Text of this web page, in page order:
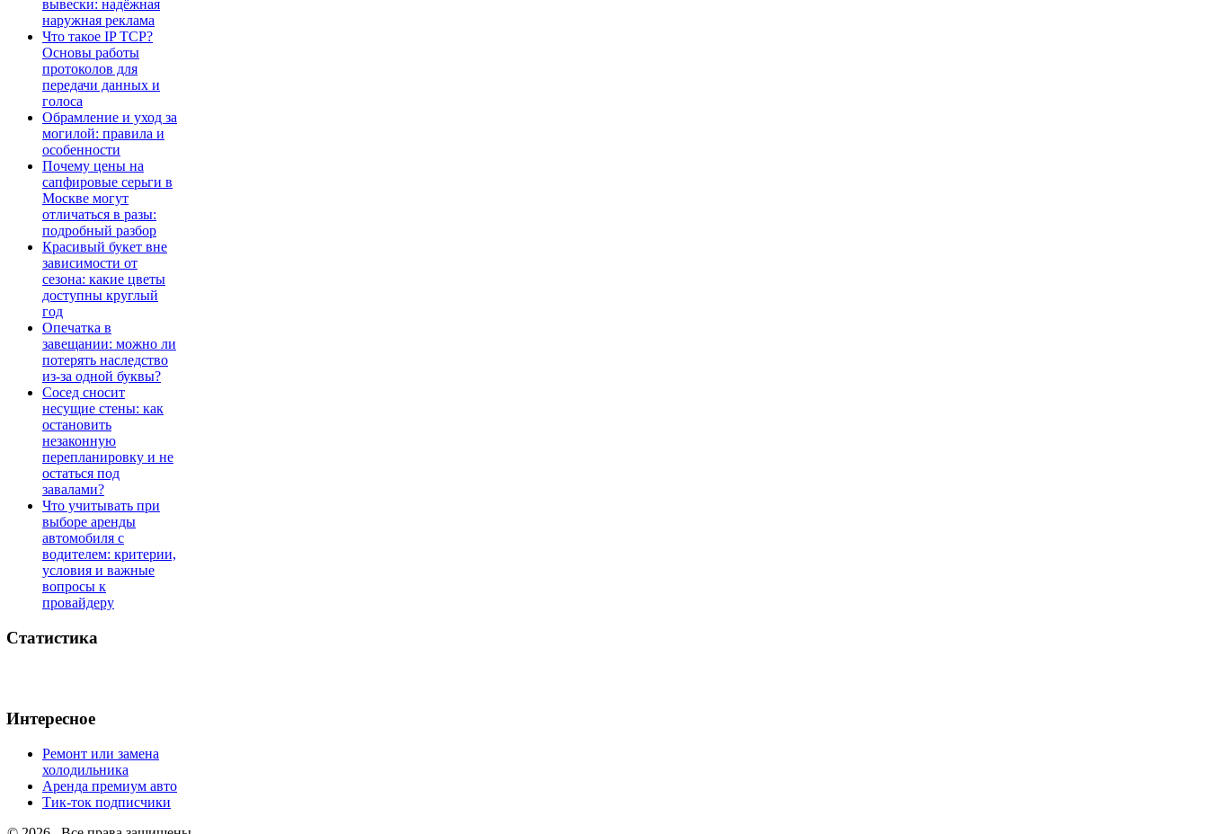
вывески: надёжная
наружная реклама
Что такое IP TCP?
Основы работы
протоколов для
передачи данных и
голоса
Обрамление и уход за
могилой: правила и
особенности
Почему цены на
сапфировые серьги в
Москве могут
отличаться в разы:
подробный разбор
Красивый букет вне
зависимости от
сезона: какие цветы
доступны круглый
год
Опечатка в
завещании: можно ли
потерять наследство
из-за одной буквы?
Сосед сносит
несущие стены: как
остановить
незаконную
перепланировку и не
остаться под
завалами?
Что учитывать при
выборе аренды
автомобиля с
водителем: критерии,
условия и важные
вопросы к
провайдеру
Статистика
Интересное
Ремонт или замена
холодильника
Аренда премиум авто
Тик-ток подписчики